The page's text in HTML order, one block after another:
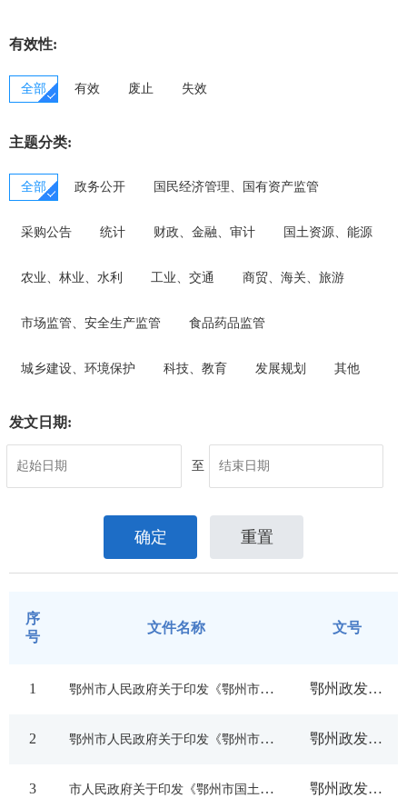
市财政局
市人力资源和社会保障局
市自然资源和城乡建设局
市生态环境局
市住房和城市更新局
市交通运输局
市水利和湖泊局
市农业农村局
市商务局
市文化和旅游局
市退役军人事务局
市审计局
市国有资产监督管理委员会
市市场监督管理局
有效性:
全部 有效 废止 失效
主题分类:
全部 政务公开 国民经济管理、国有资产监管
采购公告 统计 财政、金融、审计 国土资源、能源
农业、林业、水利 工业、交通 商贸、海关、旅游
市场监管、安全生产监管 食品药品监管
城乡建设、环境保护 科技、教育 发展规划 其他
发文日期:
至
确定 重置
序
号
文件名称 文号
1 鄂州市人民政府关于印发《鄂州市城镇污水排入排水管网许可管理实施细则》的通知 鄂州政发〔2026〕1号
2 鄂州市人民政府关于印发《鄂州市人民防空警报试鸣办法》的通知 鄂州政发〔2025〕6号
3 市人民政府关于印发《鄂州市国土空间总体规划（2021—2035年）》的通知 鄂州政发〔2025〕3号